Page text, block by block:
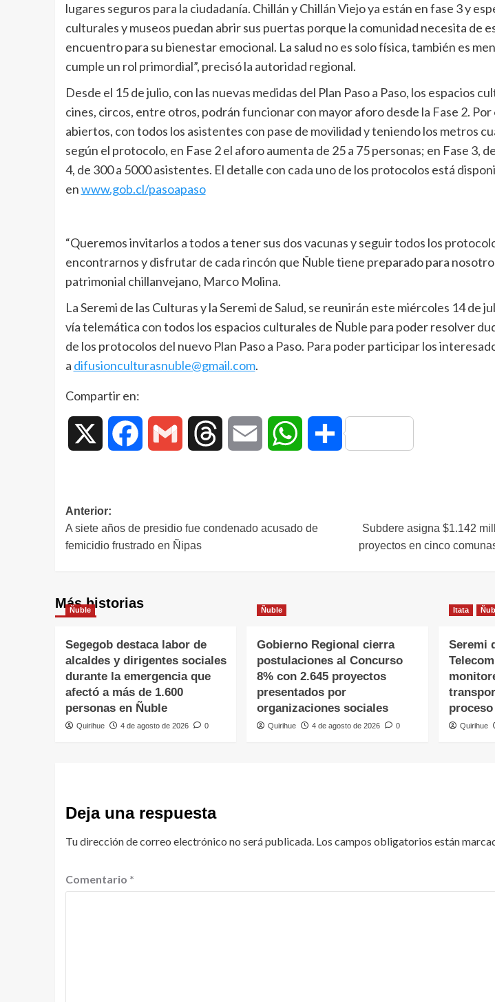
lugares seguros para la ciudadanía. Chillán y Chillán Viejo ya están en fase 3 y
culturales y museos puedan abrir sus puertas porque la comunidad necesita de
encuentro para su bienestar emocional. La salud no es solo física, también es
cumple un rol primordial”, precisó la autoridad regional.
Desde el 15 de julio, con las nuevas medidas del Plan Paso a Paso, los espacios
cines, circos, entre otros, podrán funcionar con mayor aforo desde la Fase 2. Por
abiertos, con todos los asistentes con pase de movilidad y teniendo los metros
según el protocolo, en Fase 2 el aforo aumenta de 25 a 75 personas; en Fase 3,
4, de 300 a 5000 asistentes. El detalle con cada uno de los protocolos está
enwww.gob.cl/pasoapaso
“Queremos invitarlos a todos a tener sus dos vacunas y seguir todos los
encontrarnos y disfrutar de cada rincón que Ñuble tiene preparado para
patrimonial chillanvejano, Marco Molina.
La Seremi de las Culturas y la Seremi de Salud, se reunirán este miércoles 14 de
vía telemática con todos los espacios culturales de Ñuble para poder resolver
de los protocolos del nuevo Plan Paso a Paso. Para poder participar los
a difusionculturasnuble@gmail.com.
Compartir en:
Facebook Gmail Threads Email WhatsAppCompartir
Anterior:
A siete años de presidio fue condenado acusado de
femicidio frustrado en Ñipas
Subdere asigna $1.142
proyectos en cinco
Más historias
Ñuble
Segegob destaca labor de
alcaldes y dirigentes sociales
durante la emergencia que
afectó a más de 1.600
personas en Ñuble
Quirihue 4 de agosto de 2026 0
Ñuble
Gobierno Regional cierra
postulaciones al Concurso
8% con 2.645 proyectos
presentados por
organizaciones sociales
Quirihue 4 de agosto de 2026 0
Itata
Seremi
Quirihue
Deja una respuesta
Tu dirección de correo electrónico no será publicada. Los campos obligatorios están
Comentario *